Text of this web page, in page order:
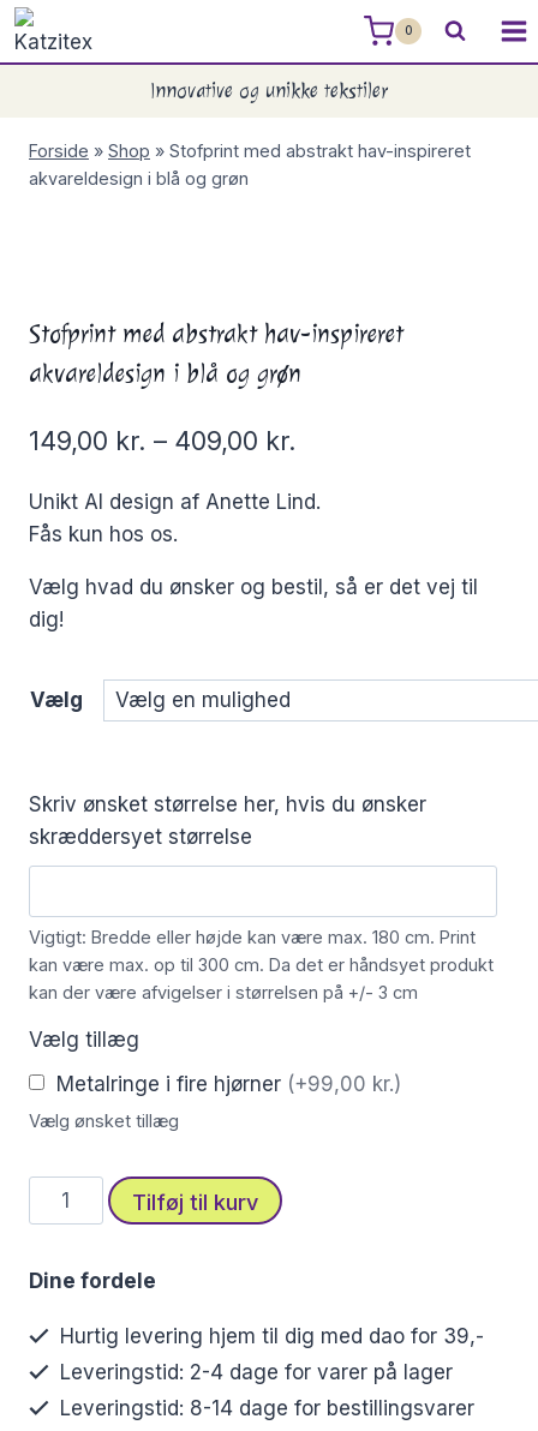
Skip
to
0
Innovative og unikke tekstiler
Forside » Shop » Stofprint med abstrakt hav-inspireret
akvareldesign i blå og grøn
Stofprint med abstrakt hav-inspireret
akvareldesign i blå og grøn
149,00 kr. – 409,00 kr.
Unikt AI design af Anette Lind.
Fås kun hos os.
Vælg hvad du ønsker og bestil, så er det vej til
dig!
Vælg
Skriv ønsket størrelse her, hvis du ønsker
skræddersyet størrelse
Vigtigt: Bredde eller højde kan være max. 180 cm. Print
kan være max. op til 300 cm. Da det er håndsyet produkt
kan der være afvigelser i størrelsen på +/- 3 cm
Vælg tillæg
Metalringe i fire hjørner (+99,00 kr.)
Vælg ønsket tillæg
Stofprint
med
hav-
akvareldesign
blå
Tilføj til kurv
Dine fordele
Hurtig levering hjem til dig med dao for 39,-
Leveringstid: 2-4 dage for varer på lager
Leveringstid: 8-14 dage for bestillingsvarer